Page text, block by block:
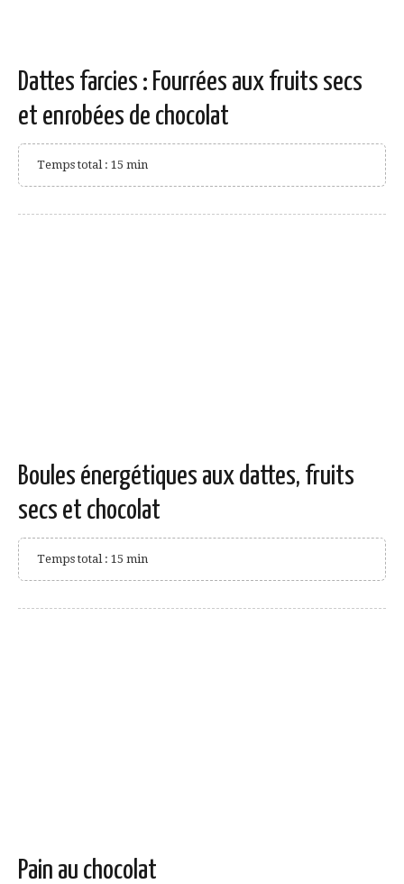
Dattes farcies : Fourrées aux fruits secs
et enrobées de chocolat
Temps total : 15 min
Boules énergétiques aux dattes, fruits
secs et chocolat
Temps total : 15 min
Pain au chocolat